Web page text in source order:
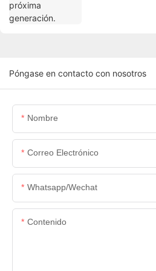
Póngase en contacto con nosotros
Nombre
Correo Electrónico
Whatsapp/wechat
Contenido